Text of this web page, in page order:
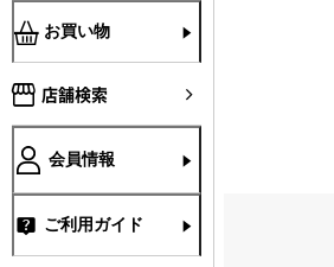
お買い物
店舗検索
会員情報
ご利用ガイド